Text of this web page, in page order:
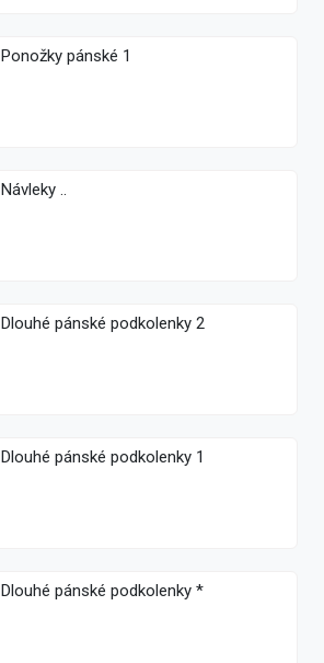
Ponožky pánské 1
Návleky ..
Dlouhé pánské podkolenky 2
Dlouhé pánské podkolenky 1
Dlouhé pánské podkolenky *